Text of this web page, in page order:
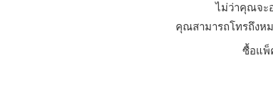
ไม่ว่าคุณจะ
คุณสามารถโทรถึงห
ซื้อแพ็